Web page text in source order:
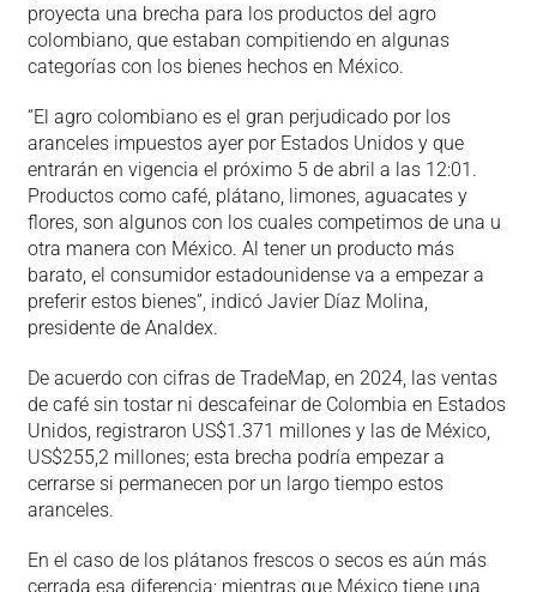
proyecta una brecha para los productos del agro
colombiano, que estaban compitiendo en algunas
categorías con los bienes hechos en México.
“El agro colombiano es el gran perjudicado por los
aranceles impuestos ayer por Estados Unidos y que
entrarán en vigencia el próximo 5 de abril a las 12:01.
Productos como café, plátano, limones, aguacates y
flores, son algunos con los cuales competimos de una u
otra manera con México. Al tener un producto más
barato, el consumidor estadounidense va a empezar a
preferir estos bienes”, indicó Javier Díaz Molina,
presidente de Analdex.
De acuerdo con cifras de TradeMap, en 2024, las ventas
de café sin tostar ni descafeinar de Colombia en Estados
Unidos, registraron US$1.371 millones y las de México,
US$255,2 millones; esta brecha podría empezar a
cerrarse si permanecen por un largo tiempo estos
aranceles.
En el caso de los plátanos frescos o secos es aún más
cerrada esa diferencia; mientras que México tiene una